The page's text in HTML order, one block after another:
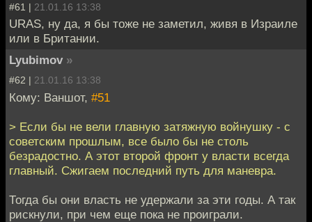
#61 | 21.01.16 13:38
URAS, ну да, я бы тоже не заметил, живя в Израиле
или в Британии.
Lyubimov »
#62 | 21.01.16 13:38
Кому: Ваншот, #51
> Если бы не вели главную затяжную войнушку - с
советским прошлым, все было бы не столь
безрадостно. А этот второй фронт у власти всегда
главный. Сжигаем последний путь для маневра.
Тогда бы они власть не удержали за эти годы. А так
рискнули, при чем еще пока не проиграли.